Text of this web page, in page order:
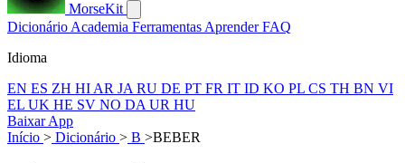
MorseKit
Dicionário Academia Ferramentas AprenderFAQ
Idioma
EN ES ZH HI AR JA RU DE PT FR IT ID KO PL CS TH BN VI
EL UK HE SV NO DA UR HU
Baixar App
Início > Dicionário > B >BEBER